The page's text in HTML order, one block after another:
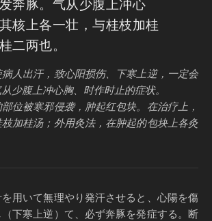
核上各一壮，与桂枝加桂
二两也。
少腹上冲心胸、时作时止的症状。
位被寒邪侵袭，肿起红包块。在治疗上，
加桂汤；外用灸法，在肿起的包块上各灸
用いて無理やり発汗させると、心陽を傷
下寒上逆）て、必ず奔豚を発症する。断